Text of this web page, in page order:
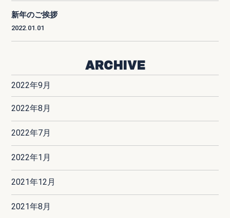
新年のご挨拶
2022.01.01
ARCHIVE
2022年9月
2022年8月
2022年7月
2022年1月
2021年12月
2021年8月